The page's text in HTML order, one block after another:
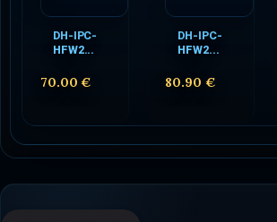
DH-IPC-
HFW2...
70.00 €
DH-IPC-
HFW2...
80.90 €